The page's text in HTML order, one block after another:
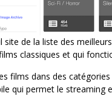
site de la liste des
classiques et qui
films dans des
qui permet le streaming